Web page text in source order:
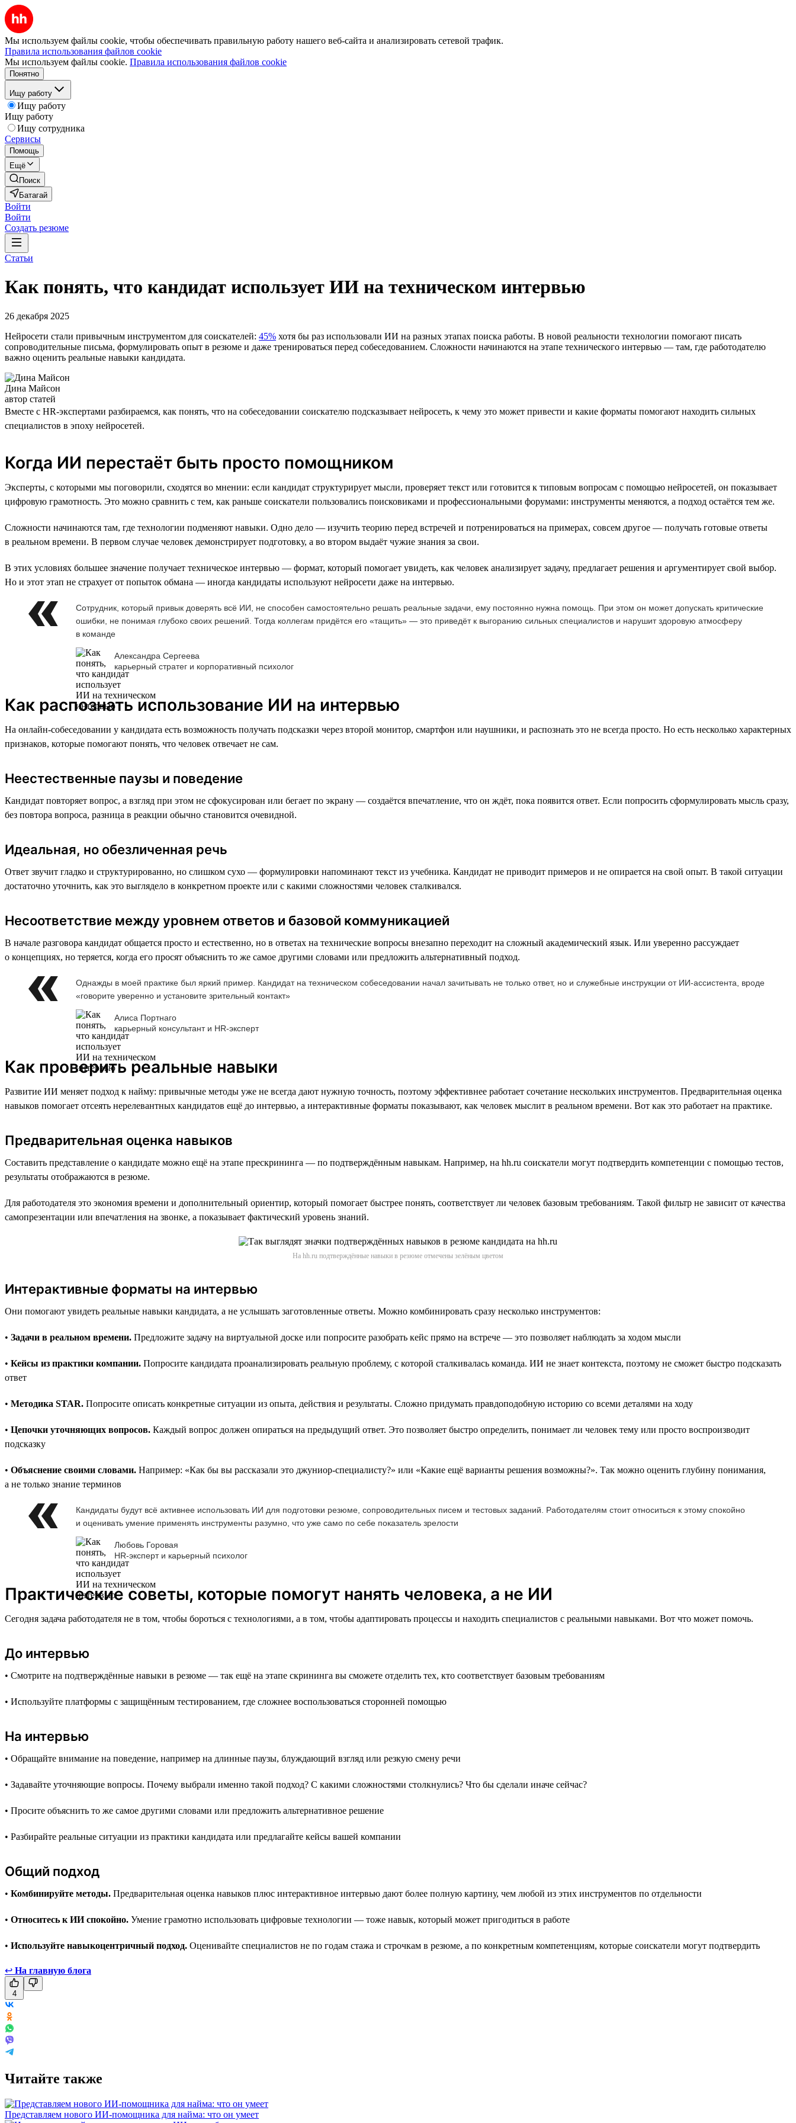
Мы используем файлы cookie, чтобы обеспечивать правильную работу нашего веб-сайта и анализировать сетевой трафик.
Правила использования файлов cookie
Мы используем файлы cookie. Правила использования файлов cookie
Понятно
Ищу работу
Ищу работу
Ищу работу
Ищу сотрудника
Сервисы
Помощь
Ещё
Поиск
Батагай
Войти
Войти
Создать резюме
Статьи
Как понять, что кандидат использует ИИ на техническом интервью
26 декабря 2025
Нейросети стали привычным инструментом для соискателей: 45% хотя бы раз использовали ИИ на разных этапах поиска работы. В новой реальности технологии помогают писать
сопроводительные письма, формулировать опыт в резюме и даже тренироваться перед собеседованием. Сложности начинаются на этапе технического интервью — там, где работодателю
важно оценить реальные навыки кандидата.
Дина Майсон
автор статей
Вместе с HR-экспертами разбираемся, как понять, что на собеседовании соискателю подсказывает нейросеть, к чему это может привести и какие форматы помогают находить сильных
специалистов в эпоху нейросетей.
Когда ИИ перестаёт быть просто помощником
Эксперты, с которыми мы поговорили, сходятся во мнении: если кандидат структурирует мысли, проверяет текст или готовится к типовым вопросам с помощью нейросетей, он показывает
цифровую грамотность. Это можно сравнить с тем, как раньше соискатели пользовались поисковиками и профессиональными форумами: инструменты меняются, а подход остаётся тем же.
Сложности начинаются там, где технологии подменяют навыки. Одно дело — изучить теорию перед встречей и потренироваться на примерах, совсем другое — получать готовые ответы
в реальном времени. В первом случае человек демонстрирует подготовку, а во втором выдаёт чужие знания за свои.
В этих условиях большее значение получает техническое интервью — формат, который помогает увидеть, как человек анализирует задачу, предлагает решения и аргументирует свой выбор.
Но и этот этап не страхует от попыток обмана — иногда кандидаты используют нейросети даже на интервью.
Сотрудник, который привык доверять всё ИИ, не способен самостоятельно решать реальные задачи, ему постоянно нужна помощь. При этом он может допускать критические
ошибки, не понимая глубоко своих решений. Тогда коллегам придётся его «тащить» — это приведёт к выгоранию сильных специалистов и нарушит здоровую атмосферу
в команде
Александра Сергеева
карьерный стратег и корпоративный психолог
Как распознать использование ИИ на интервью
На онлайн-собеседовании у кандидата есть возможность получать подсказки через второй монитор, смартфон или наушники, и распознать это не всегда просто. Но есть несколько характерных
признаков, которые помогают понять, что человек отвечает не сам.
Неестественные паузы и поведение
Кандидат повторяет вопрос, а взгляд при этом не сфокусирован или бегает по экрану — создаётся впечатление, что он ждёт, пока появится ответ. Если попросить сформулировать мысль сразу,
без повтора вопроса, разница в реакции обычно становится очевидной.
Идеальная, но обезличенная речь
Ответ звучит гладко и структурированно, но слишком сухо — формулировки напоминают текст из учебника. Кандидат не приводит примеров и не опирается на свой опыт. В такой ситуации
достаточно уточнить, как это выглядело в конкретном проекте или с какими сложностями человек сталкивался.
Несоответствие между уровнем ответов и базовой коммуникацией
В начале разговора кандидат общается просто и естественно, но в ответах на технические вопросы внезапно переходит на сложный академический язык. Или уверенно рассуждает
о концепциях, но теряется, когда его просят объяснить то же самое другими словами или предложить альтернативный подход.
Однажды в моей практике был яркий пример. Кандидат на техническом собеседовании начал зачитывать не только ответ, но и служебные инструкции от ИИ-ассистента, вроде
«говорите уверенно и установите зрительный контакт»
Алиса Портнаго
карьерный консультант и HR-эксперт
Как проверить реальные навыки
Развитие ИИ меняет подход к найму: привычные методы уже не всегда дают нужную точность, поэтому эффективнее работает сочетание нескольких инструментов. Предварительная оценка
навыков помогает отсеять нерелевантных кандидатов ещё до интервью, а интерактивные форматы показывают, как человек мыслит в реальном времени. Вот как это работает на практике.
Предварительная оценка навыков
Составить представление о кандидате можно ещё на этапе прескрининга — по подтверждённым навыкам. Например, на hh.ru соискатели могут подтвердить компетенции с помощью тестов,
результаты отображаются в резюме.
Для работодателя это экономия времени и дополнительный ориентир, который помогает быстрее понять, соответствует ли человек базовым требованиям. Такой фильтр не зависит от качества
самопрезентации или впечатления на звонке, а показывает фактический уровень знаний.
На hh.ru подтверждённые навыки в резюме отмечены зелёным цветом
Интерактивные форматы на интервью
Они помогают увидеть реальные навыки кандидата, а не услышать заготовленные ответы. Можно комбинировать сразу несколько инструментов:
• Задачи в реальном времени. Предложите задачу на виртуальной доске или попросите разобрать кейс прямо на встрече — это позволяет наблюдать за ходом мысли
• Кейсы из практики компании. Попросите кандидата проанализировать реальную проблему, с которой сталкивалась команда. ИИ не знает контекста, поэтому не сможет быстро подсказать
ответ
• Методика STAR. Попросите описать конкретные ситуации из опыта, действия и результаты. Сложно придумать правдоподобную историю со всеми деталями на ходу
• Цепочки уточняющих вопросов. Каждый вопрос должен опираться на предыдущий ответ. Это позволяет быстро определить, понимает ли человек тему или просто воспроизводит
подсказку
• Объяснение своими словами. Например: «Как бы вы рассказали это джуниор-специалисту?» или «Какие ещё варианты решения возможны?». Так можно оценить глубину понимания,
а не только знание терминов
Кандидаты будут всё активнее использовать ИИ для подготовки резюме, сопроводительных писем и тестовых заданий. Работодателям стоит относиться к этому спокойно
и оценивать умение применять инструменты разумно, что уже само по себе показатель зрелости
Любовь Горовая
HR-эксперт и карьерный психолог
Практические советы, которые помогут нанять человека, а не ИИ
Сегодня задача работодателя не в том, чтобы бороться с технологиями, а в том, чтобы адаптировать процессы и находить специалистов с реальными навыками. Вот что может помочь.
До интервью
• Смотрите на подтверждённые навыки в резюме — так ещё на этапе скрининга вы сможете отделить тех, кто соответствует базовым требованиям
• Используйте платформы с защищённым тестированием, где сложнее воспользоваться сторонней помощью
На интервью
• Обращайте внимание на поведение, например на длинные паузы, блуждающий взгляд или резкую смену речи
• Задавайте уточняющие вопросы. Почему выбрали именно такой подход? С какими сложностями столкнулись? Что бы сделали иначе сейчас?
• Просите объяснить то же самое другими словами или предложить альтернативное решение
• Разбирайте реальные ситуации из практики кандидата или предлагайте кейсы вашей компании
Общий подход
• Комбинируйте методы. Предварительная оценка навыков плюс интерактивное интервью дают более полную картину, чем любой из этих инструментов по отдельности
• Относитесь к ИИ спокойно. Умение грамотно использовать цифровые технологии — тоже навык, который может пригодиться в работе
• Используйте навыкоцентричный подход. Оценивайте специалистов не по годам стажа и строчкам в резюме, а по конкретным компетенциям, которые соискатели могут подтвердить
↩ На главную блога
4
Читайте также
Представляем нового ИИ-помощника для найма: что он умеет